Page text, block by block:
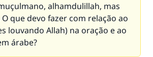
alhamdulillah, mas
que devo fazer com relação ao
louvando Allah) na oração e ao
árabe?